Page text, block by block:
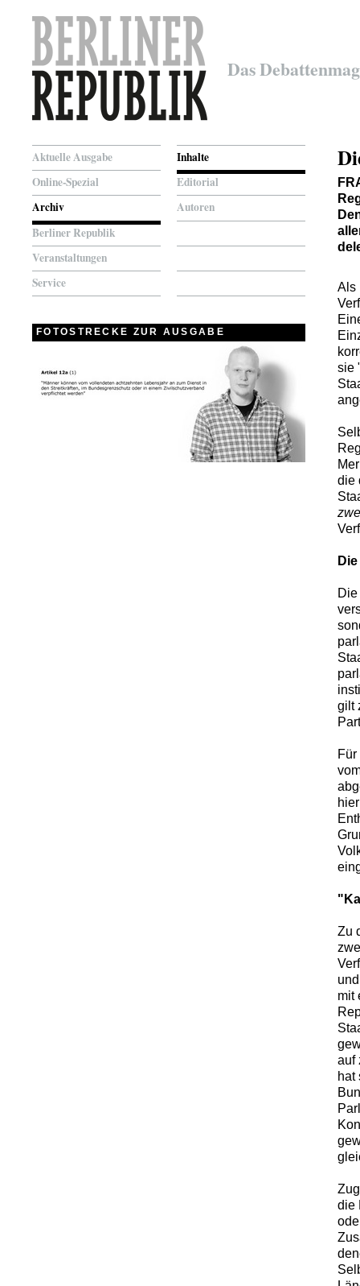
Das
Aktuelle Ausgabe
Online-Spezial
Archiv
Berliner Republik
Veranstaltungen
Service
Inhalte
Editorial
Autoren
FOTOSTRECKE ZUR AUSGABE
Als
sie
die
gilt
Zu
mit
auf
hat
die